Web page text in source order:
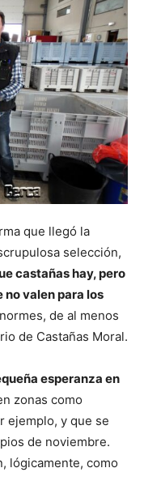
que llegó la
selección,
castañas hay, pero
valen para los
de al menos
de Castañas Moral.
esperanza en
zonas como
ejemplo, y que se
de noviembre.
lógicamente, como